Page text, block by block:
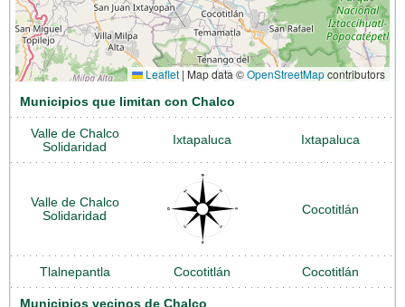
Leaflet | Map data ©OpenStreetMapcontributors
Municipios que limitan con Chalco
Valle de Chalco
Solidaridad
Ixtapaluca Ixtapaluca
Valle de Chalco
Solidaridad
Cocotitlán
Tlalnepantla Cocotitlán Cocotitlán
Municipios vecinos de Chalco